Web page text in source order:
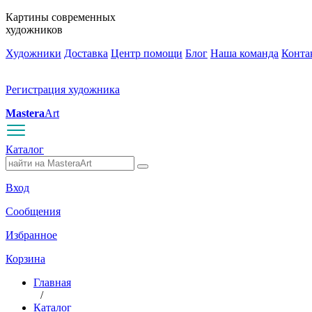
Картины современных
художников
Художники Доставка Центр помощи Блог Наша команда
Регистрация художника
MasteraArt
Каталог
Вход
Сообщения
Избранное
Корзина
Главная
/
Каталог